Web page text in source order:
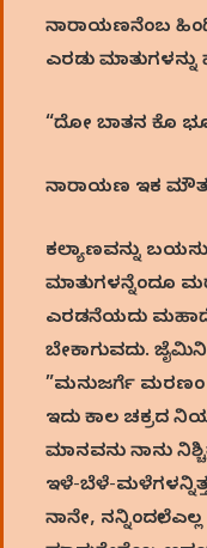
ನಾರಾಯಣನೆಂಬ
ಎರಡು ಮಾತುಗಳನ್ನು
“ದೋ ಬಾತನ ಕೊ
ನಾರಾಯಣ ಇಕ ಮೌತ
ಕಲ್ಯಾಣವನ್ನು
ಮಾತುಗಳನ್ನೆಂದೂ
ಎರಡನೆಯದು
ಬೇಕಾಗುವದು.
”ಮನುಜರ್ಗೆ ಮರಣಂ
ಇದು ಕಾಲ ಚಕ್ರದ
ಮಾನವನು ನಾನು
ಇಳೆ-ಬೆಳೆ-
ನಾನೇ, ನನ್ನಿಂದಲೇ